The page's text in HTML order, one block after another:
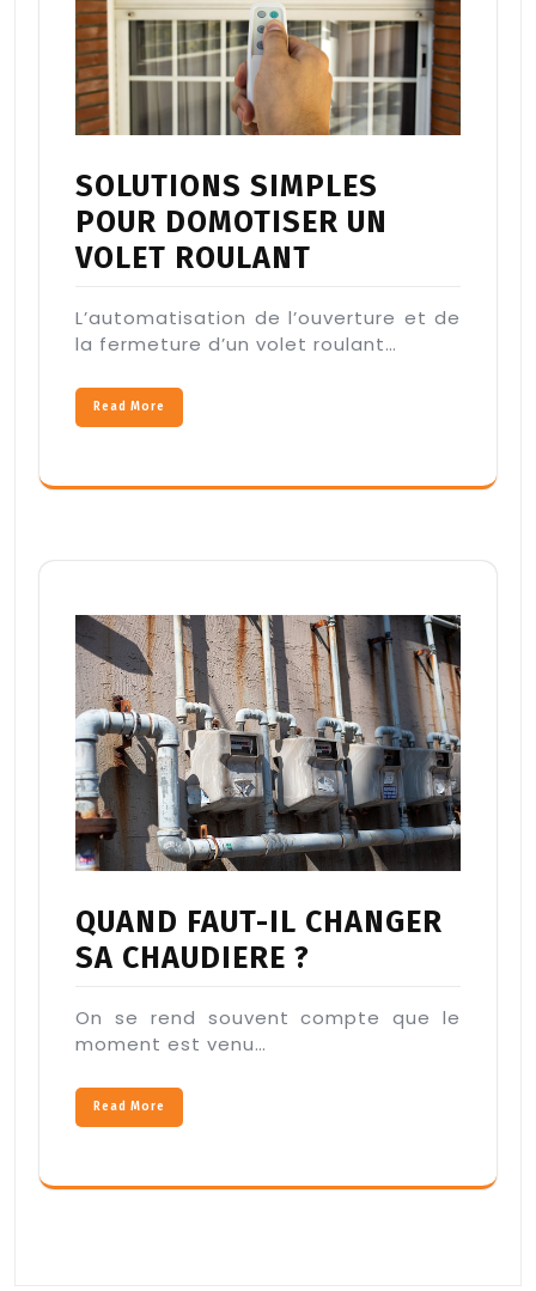
SOLUTIONS SIMPLES
POUR DOMOTISER UN
VOLET ROULANT
L’automatisation de l’ouverture et de
la fermeture d’un volet roulant…
Read More
QUAND FAUT-IL CHANGER
SA CHAUDIERE ?
On se rend souvent compte que le
moment est venu…
Read More